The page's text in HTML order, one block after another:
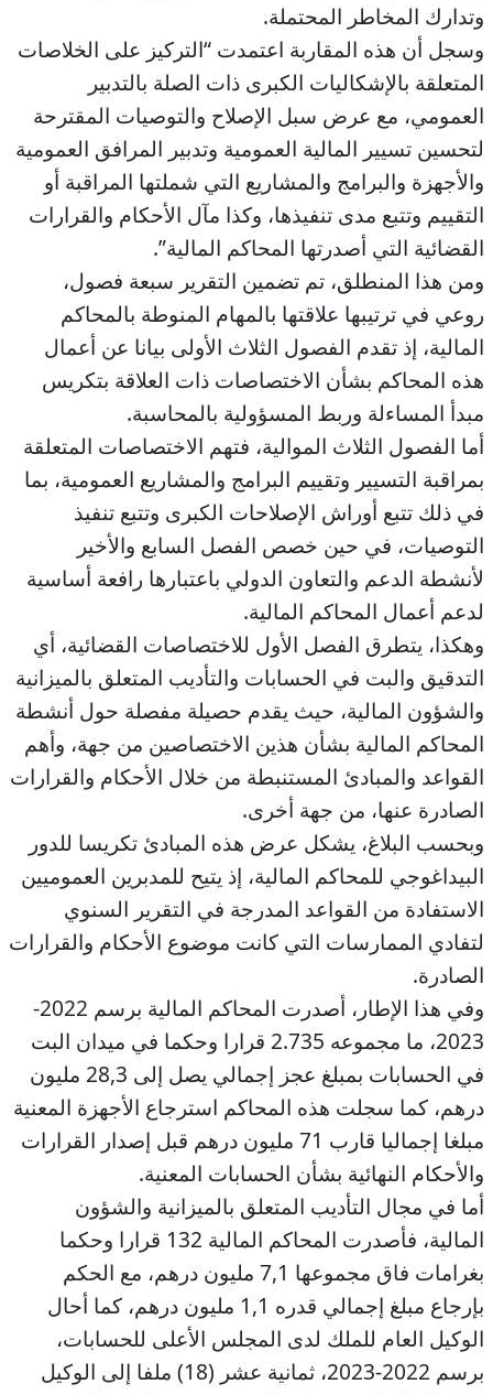
وتدارك المخاطر المحتملة.
وسجل أن هذه المقاربة اعتمدت “التركيز على الخلاصات
المتعلقة بالإشكاليات الكبرى ذات الصلة بالتدبير
العمومي، مع عرض سبل الإصلاح والتوصيات المقترحة
لتحسين تسيير المالية العمومية وتدبير المرافق العمومية
والأجهزة والبرامج والمشاريع التي شملتها المراقبة أو
التقييم وتتبع مدى تنفيذها، وكذا مآل الأحكام والقرارات
القضائية التي أصدرتها المحاكم المالية”.
ومن هذا المنطلق، تم تضمين التقرير سبعة فصول،
روعي في ترتيبها علاقتها بالمهام المنوطة بالمحاكم
المالية، إذ تقدم الفصول الثلاث الأولى بيانا عن أعمال
هذه المحاكم بشأن الاختصاصات ذات العلاقة بتكريس
مبدأ المساءلة وربط المسؤولية بالمحاسبة.
أما الفصول الثلاث الموالية، فتهم الاختصاصات المتعلقة
بمراقبة التسيير وتقييم البرامج والمشاريع العمومية، بما
في ذلك تتبع أوراش الإصلاحات الكبرى وتتبع تنفيذ
التوصيات، في حين خصص الفصل السابع والأخير
لأنشطة الدعم والتعاون الدولي باعتبارها رافعة أساسية
لدعم أعمال المحاكم المالية.
وهكذا، يتطرق الفصل الأول للاختصاصات القضائية، أي
التدقيق والبت في الحسابات والتأديب المتعلق بالميزانية
والشؤون المالية، حيث يقدم حصيلة مفصلة حول أنشطة
المحاكم المالية بشأن هذين الاختصاصين من جهة، وأهم
القواعد والمبادئ المستنبطة من خلال الأحكام والقرارات
الصادرة عنها، من جهة أخرى.
وبحسب البلاغ، يشكل عرض هذه المبادئ تكريسا للدور
البيداغوجي للمحاكم المالية، إذ يتيح للمدبرين العموميين
الاستفادة من القواعد المدرجة في التقرير السنوي
لتفادي الممارسات التي كانت موضوع الأحكام والقرارات
الصادرة.
وفي هذا الإطار، أصدرت المحاكم المالية برسم 2022-
2023، ما مجموعه 2.735 قرارا وحكما في ميدان البت
في الحسابات بمبلغ عجز إجمالي يصل إلى 28,3 مليون
درهم، كما سجلت هذه المحاكم استرجاع الأجهزة المعنية
مبلغا إجماليا قارب 71 مليون درهم قبل إصدار القرارات
والأحكام النهائية بشأن الحسابات المعنية.
أما في مجال التأديب المتعلق بالميزانية والشؤون
المالية، فأصدرت المحاكم المالية 132 قرارا وحكما
بغرامات فاق مجموعها 7,1 مليون درهم، مع الحكم
بإرجاع مبلغ إجمالي قدره 1,1 مليون درهم، كما أحال
الوكيل العام للملك لدى المجلس الأعلى للحسابات،
برسم 2022-2023، ثمانية عشر (18) ملفا إلى الوكيل